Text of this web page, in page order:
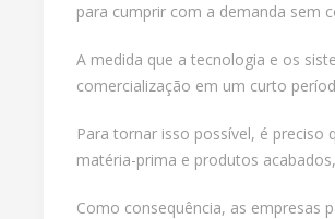
para cumprir com a demanda sem
A medida que a tecnologia e os
comercialização em um curto
Para tornar isso possível, é
matéria-prima e produtos
Como consequência, as empresas